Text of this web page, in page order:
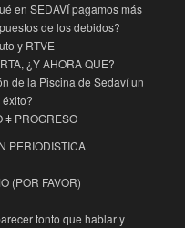
en SEDAVÍ pagamos más
de los debidos?
y RTVE
¿Y AHORA QUE?
de la Piscina de Sedaví un
éxito?
ǂ PROGRESO
PERIODISTICA
(POR FAVOR)
tonto que hablar y